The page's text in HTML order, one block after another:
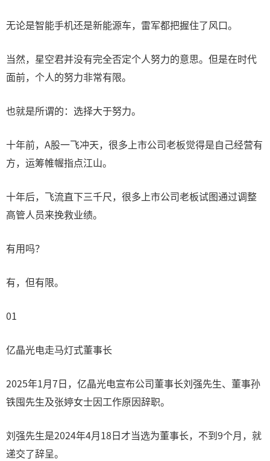
无论是智能手机还是新能源车，雷军都把握住了风口。
当然，星空君并没有完全否定个人努力的意思。但是在时代
面前，个人的努力非常有限。
也就是所谓的：选择大于努力。
十年前，A股一飞冲天，很多上市公司老板觉得是自己经营有
方，运筹帷幄指点江山。
十年后，飞流直下三千尺，很多上市公司老板试图通过调整
高管人员来挽救业绩。
有用吗？
有，但有限。
01
亿晶光电走马灯式董事长
2025年1月7日，亿晶光电宣布公司董事长刘强先生、董事孙
铁囤先生及张婷女士因工作原因辞职。
刘强先生是2024年4月18日才当选为董事长，不到9个月，就
递交了辞呈。